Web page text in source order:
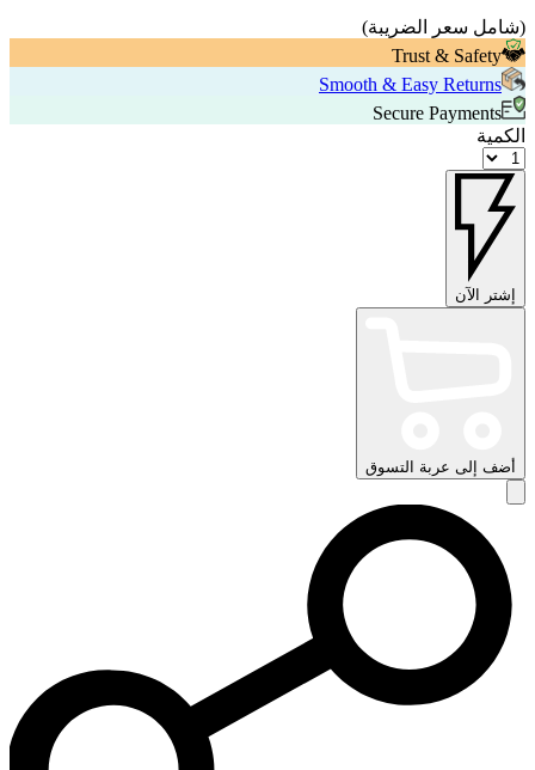
(شامل سعر الضريبة)
Trust & Safety
Smooth & Easy Returns
Secure Payments
الكمية
إشتر الآن
أضف إلى عربة التسوق